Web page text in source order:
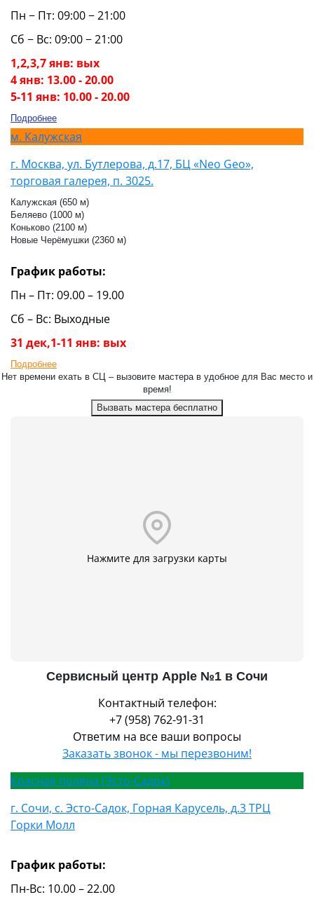
Пн − Пт: 09:00 − 21:00
Сб − Вс: 09:00 − 21:00
1,2,3,7 янв: вых
4 янв: 13.00 - 20.00
5-11 янв: 10.00 - 20.00
Подробнее
м. Калужская
г. Москва, ул. Бутлерова, д.17, БЦ «Neo Geo»,
торговая галерея, п. 3025.
Калужская (650 м)
Беляево (1000 м)
Коньково (2100 м)
Новые Черёмушки (2360 м)
График работы:
Пн – Пт: 09.00 – 19.00
Сб – Вс: Выходные
31 дек,1-11 янв: вых
Подробнее
Нет времени ехать в СЦ – вызовите мастера в удобное для Вас место и
время!
Вызвать мастера бесплатно
Нажмите для загрузки карты
Сервисный центр Apple №1 в Сочи
Контактный телефон:
+7 (958) 762-91-31
Ответим на все ваши вопросы
Заказать звонок - мы перезвоним!
Красная поляна (Эсто-Садок)
г. Сочи, с. Эсто-Садок, Горная Карусель, д.3 ТРЦ
Горки Молл
График работы:
Пн-Вс: 10.00 – 22.00